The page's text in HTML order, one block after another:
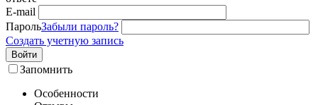
E-mail
ПарольЗабыли пароль?
Создать учетную запись
Войти
Запомнить
Особенности